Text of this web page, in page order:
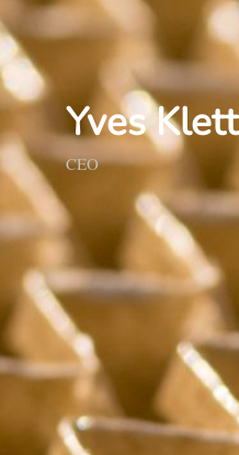
Yves Klett
CEO